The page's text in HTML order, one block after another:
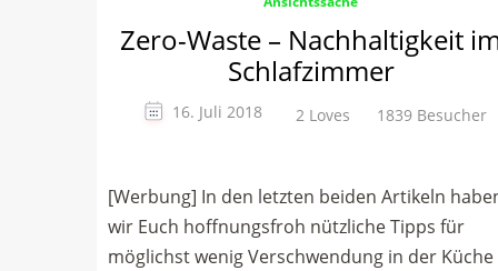
Zero-Waste – Nachhaltigkeit
Schlafzimmer
16. Juli 2018 2 Loves 1839 Besucher
[Werbung] In den letzten beiden Artikeln
wir Euch hoffnungsfroh nützliche Tipps für
möglichst wenig Verschwendung in der Küche